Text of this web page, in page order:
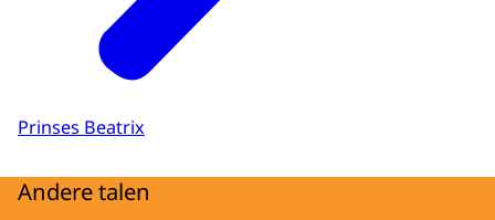
Prinses Beatrix
Andere talen